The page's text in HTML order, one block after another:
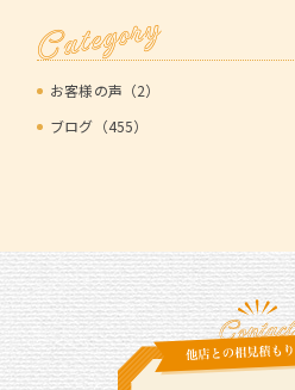
Category
お客様の声（2）
ブログ（455）